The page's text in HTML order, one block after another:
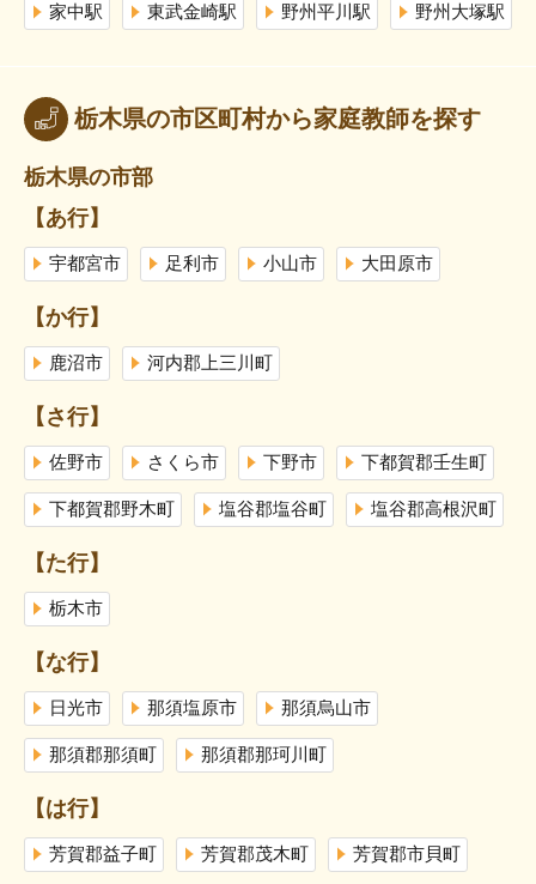
家中駅 東武金崎駅 野州平川駅 野州大塚駅
栃木県の市区町村から家庭教師を探す
栃木県の市部
【あ行】
宇都宮市 足利市 小山市 大田原市
【か行】
鹿沼市 河内郡上三川町
【さ行】
佐野市 さくら市 下野市 下都賀郡壬生町
下都賀郡野木町 塩谷郡塩谷町 塩谷郡高根沢町
【た行】
栃木市
【な行】
日光市 那須塩原市 那須烏山市
那須郡那須町 那須郡那珂川町
【は行】
芳賀郡益子町 芳賀郡茂木町 芳賀郡市貝町